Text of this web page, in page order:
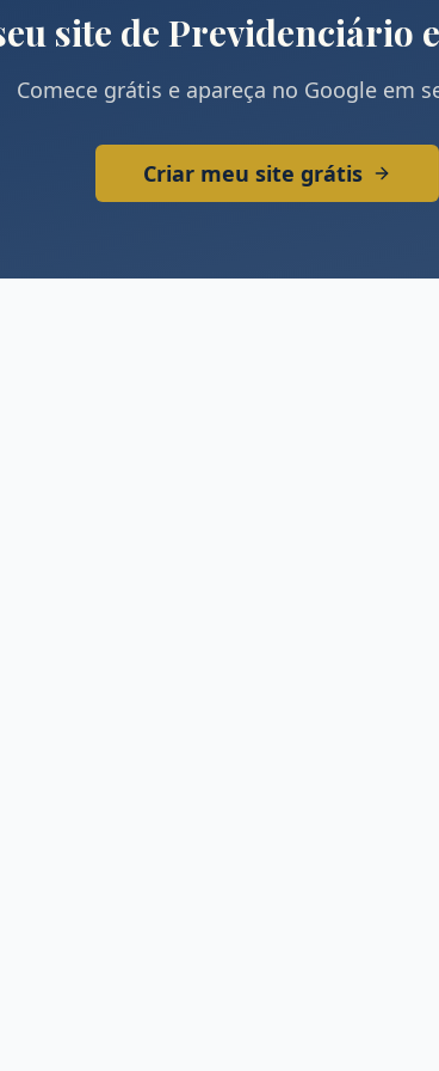
site de Previdenciário
Comece grátis e apareça no Google em
Criar meu site grátis